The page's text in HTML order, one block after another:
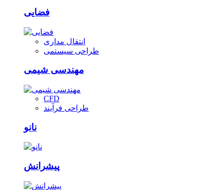
فضایی
انتقال مداری
طراحی سیستمی
مهندسی شیمی
CFD
طراحی فرآیند
نانو
پیشرانش